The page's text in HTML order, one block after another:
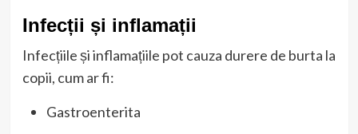
Infecții și inflamații
Infecțiile și inflamațiile pot cauza durere de burta la
copii, cum ar fi:
Gastroenterita